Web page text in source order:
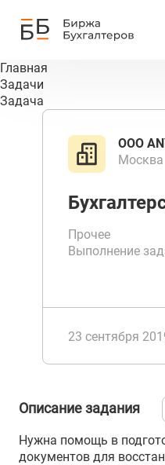
Главная
Задачи
Задача
ООО
Москва
Прочее
Выполнение
23 сентября
Описание задания
Нужна помощь в
документов для